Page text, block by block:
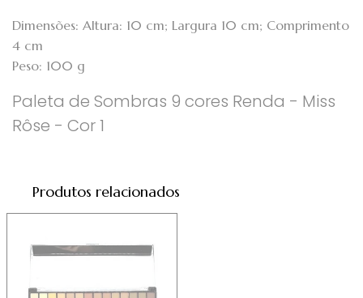
Dimensões: Altura: 10 cm; Largura 10 cm; Comprimento
4 cm
Peso: 100 g
Paleta de Sombras 9 cores Renda - Miss
Rôse - Cor 1
Produtos relacionados